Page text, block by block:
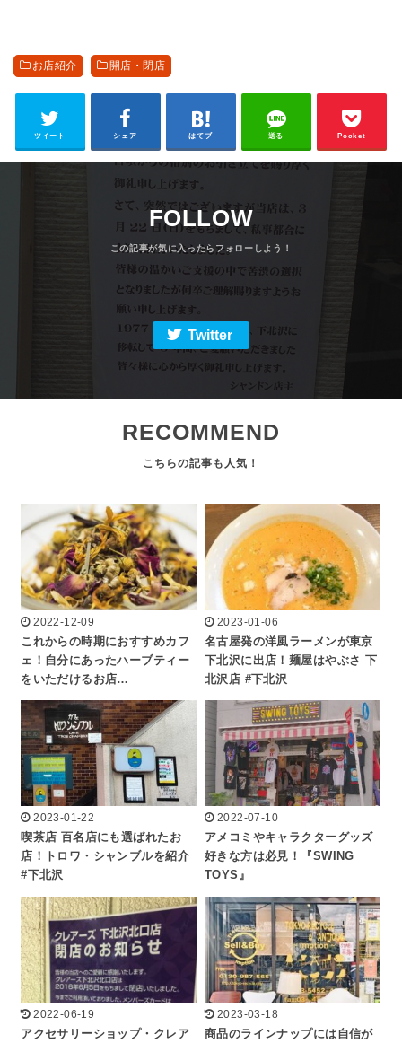
お店紹介 開店・閉店
ツイート シェア はてブ 送る Pocket
FOLLOW
Twitter
RECOMMEND
2022-12-09
これからの時期におすすめカフ
ェ！自分にあったハーブティー
をいただけるお店…
2023-01-06
名古屋発の洋風ラーメンが東京
下北沢に出店！麺屋はやぶさ 下
北沢店 #下北沢
2023-01-22
喫茶店 百名店にも選ばれたお
店！トロワ・シャンブルを紹介
#下北沢
2022-07-10
アメコミやキャラクターグッズ
好きな方は必見！『SWING
TOYS』
2022-06-19
アクセサリーショップ・クレア
2023-03-18
商品のラインナップには自信が